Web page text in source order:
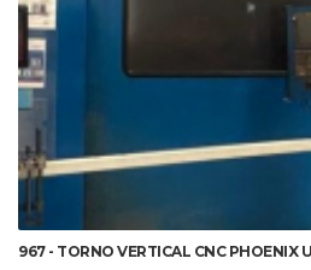
DETALHES
967 - TORNO VERTICAL CNC PHOENIX